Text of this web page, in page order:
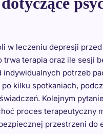
w leczeniu depresji
terapia oraz ile sesji
potrzeb
kilku spotkaniach,
Kolejnym
proces terapeutyczny
przestrzeni do